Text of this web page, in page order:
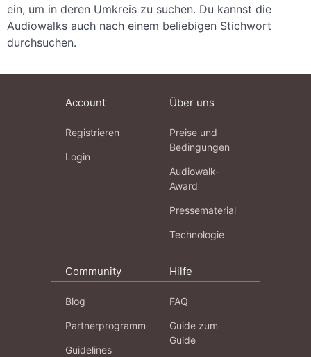
ein, um in deren Umkreis zu suchen. Du kannst die
Audiowalks auch nach einem beliebigen Stichwort
durchsuchen.
Account
Registrieren
Login
Über uns
Preise und
Bedingungen
Audiowalk-
Award
Pressematerial
Technologie
Community
Blog
Partnerprogramm
Guidelines
Hilfe
FAQ
Guide zum
Guide